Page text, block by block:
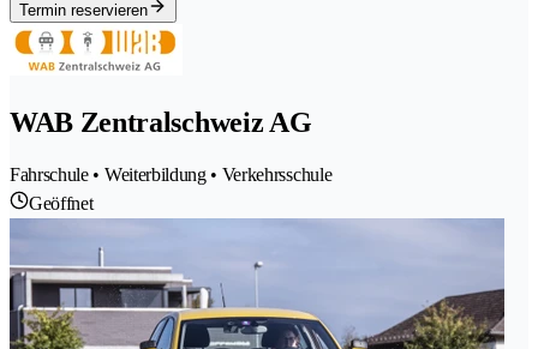
Termin reservieren
WAB Zentralschweiz AG
Fahrschule • Weiterbildung • Verkehrsschule
Geöffnet